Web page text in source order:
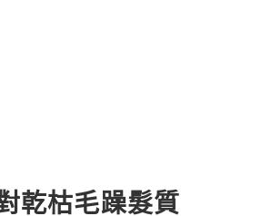
乾枯毛躁髮質